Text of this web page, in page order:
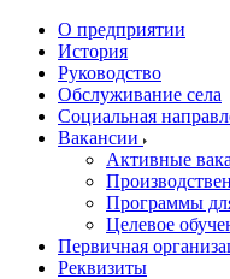
О предприятии
История
Руководство
Обслуживание села
Социальная
Вакансии
Активные
Программы
Целевое
Первичная
Реквизиты